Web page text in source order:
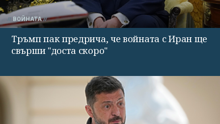
ВОЙНАТА
Тръмп пак предрича, че войната с Иран ще
свърши "доста скоро"